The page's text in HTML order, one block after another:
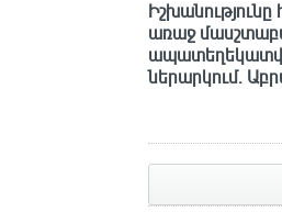
առաջ
ներարկում․